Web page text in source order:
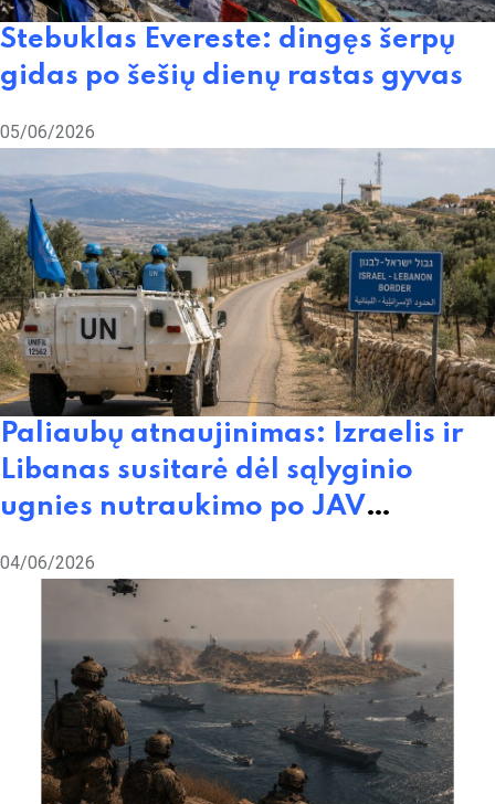
Stebuklas Evereste: dingęs šerpų
gidas po šešių dienų rastas gyvas
05/06/2026
Paliaubų atnaujinimas: Izraelis ir
Libanas susitarė dėl sąlyginio
ugnies nutraukimo po JAV
04/06/2026